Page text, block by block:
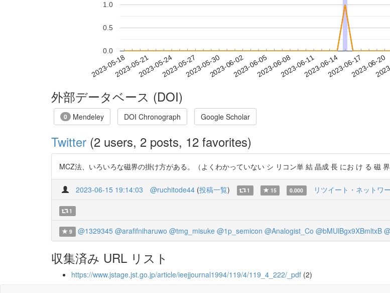
2023-05-182023-05-212023-05-242023-05-272023-05-302023-06-022023-06-052023-06-082023-06-112023-06-142023-06-172023-06-20
0.0
0.5
1.0
外部データベース (DOI)
0 Mendeley DOI Chronograph Google Scholar
Twitter (2 users, 2 posts, 12 favorites)
MCZ法、いろいろな磁界の掛け方がある。（よくわかっていない シ リコン単 結 晶成 長 にお け る 磁
2023-06-15 19:14:03 @ruchitode44 (投稿一覧) 1 15 0.000 リツイート・ネットワ
1
9 @1329345 @arafifniharuwo @tmg_misuke @1p_semicon @Analogist_Co @bMUlBgx9XBmltxB
収集済み URL リスト
https://www.jstage.jst.go.jp/article/ieejjournal1994/119/4/119_4_222/_pdf (2)